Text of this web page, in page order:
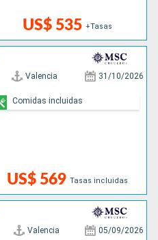
US$ 535 +Tasas
Valencia 31/10/2026
US$ 569 Tasas incluidas
Comidas incluidas
Valencia 05/09/2026